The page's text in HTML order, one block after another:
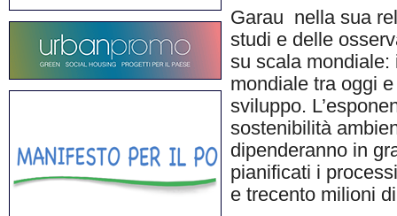
Garau nella sua
studi e delle
su scala mondiale:
mondiale tra oggi
sviluppo.
sostenibilità
dipenderanno in
pianificati i
e trecento milioni